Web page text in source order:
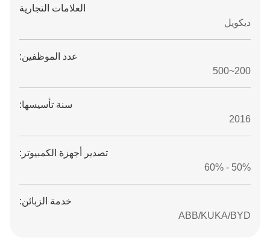
العلامات التجارية
ديكويل
عدد الموظفين:
200~500
سنة تأسيسها:
2016
تصدير أجهزة الكمبيوتر:
50% - 60%
خدمة الزبائن:
ABB/KUKA/BYD